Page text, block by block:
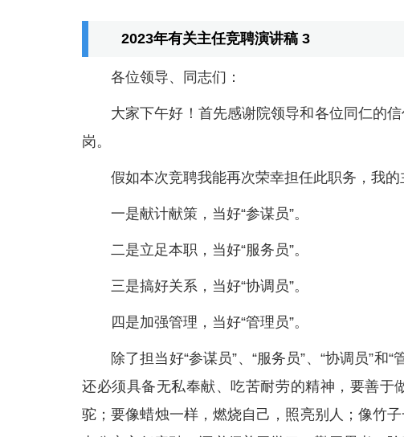
2023年有关主任竞聘演讲稿 3
各位领导、同志们：
大家下午好！首先感谢院领导和各位同仁的
岗。
假如本次竞聘我能再次荣幸担任此职务，我
一是献计献策，当好“参谋员”。
二是立足本职，当好“服务员”。
三是搞好关系，当好“协调员”。
四是加强管理，当好“管理员”。
除了担当好“参谋员”、“服务员”、“协调员”和
还必须具备无私奉献、吃苦耐劳的精神，要善于
驼；要像蜡烛一样，燃烧自己，照亮别人；像竹